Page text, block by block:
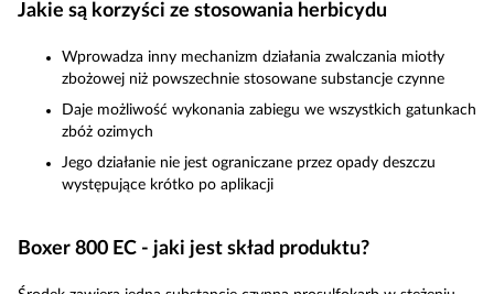
Jakie są korzyści ze stosowania herbicydu
Wprowadza inny mechanizm działania zwalczania miotły
zbożowej niż powszechnie stosowane substancje czynne
Daje możliwość wykonania zabiegu we wszystkich gatunkach
zbóż ozimych
Jego działanie nie jest ograniczane przez opady deszczu
występujące krótko po aplikacji
Boxer 800 EC - jaki jest skład produktu?